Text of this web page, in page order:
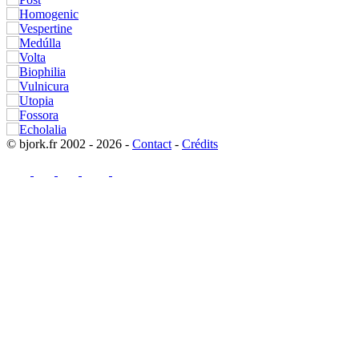
© bjork.fr 2002 - 2026 - Contact - Crédits